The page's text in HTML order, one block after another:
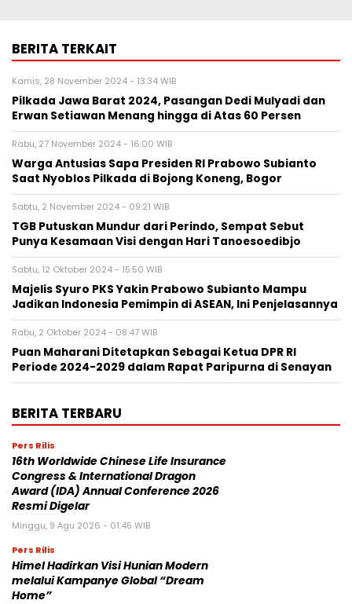
BERITA TERKAIT
Kamis, 28 November 2024 - 13:34 WIB
Pilkada Jawa Barat 2024, Pasangan Dedi Mulyadi dan
Erwan Setiawan Menang hingga di Atas 60 Persen
Rabu, 27 November 2024 - 16:00 WIB
Warga Antusias Sapa Presiden RI Prabowo Subianto
Saat Nyoblos Pilkada di Bojong Koneng, Bogor
Sabtu, 2 November 2024 - 09:21 WIB
TGB Putuskan Mundur dari Perindo, Sempat Sebut
Punya Kesamaan Visi dengan Hari Tanoesoedibjo
Sabtu, 12 Oktober 2024 - 15:50 WIB
Majelis Syuro PKS Yakin Prabowo Subianto Mampu
Jadikan Indonesia Pemimpin di ASEAN, Ini Penjelasannya
Rabu, 2 Oktober 2024 - 08:47 WIB
Puan Maharani Ditetapkan Sebagai Ketua DPR RI
Periode 2024-2029 dalam Rapat Paripurna di Senayan
BERITA TERBARU
Pers Rilis
16th Worldwide Chinese Life Insurance
Congress & International Dragon
Award (IDA) Annual Conference 2026
Resmi Digelar
Minggu, 9 Agu 2026 - 01:45 WIB
Pers Rilis
Himel Hadirkan Visi Hunian Modern
melalui Kampanye Global “Dream
Home”